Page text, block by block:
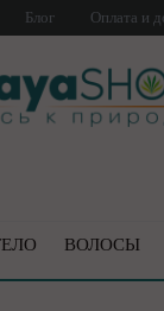
Блог Оплата и
ВОЛОСЫ